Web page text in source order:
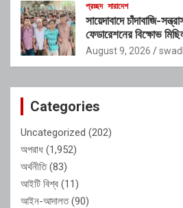
প্রচ্ছদ সারাদেশ
সায়েদাবাদে চাঁদাবাজি-
ফেডারেশনের বিক্ষোভ
August 9, 2026
Categories
Uncategorized (202)
অপরাধ (1,952)
অর্থনীতি(83)
আইটি বিশ্ব (11)
আইন-আদালত(90)